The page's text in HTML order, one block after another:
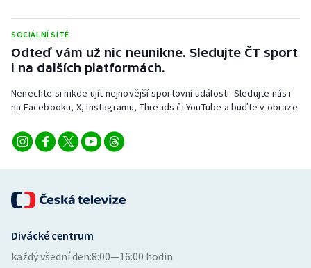
Stolní tenis
Triatlon
Veslování
Vodní slalom
Ostatní
SOCIÁLNÍ SÍTĚ
Odteď vám už nic neunikne. Sledujte ČT sport
i na dalších platformách.
Nenechte si nikde ujít nejnovější sportovní události. Sledujte nás i
na Facebooku, X, Instagramu, Threads či YouTube a buďte v obraze.
Divácké centrum
každý všední den:8:00—16:00 hodin